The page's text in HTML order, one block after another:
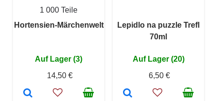
1 000 Teile
Hortensien-Märchenwelt
Auf Lager (3)
14,50 €
Lepidlo na puzzle Trefl
70ml
Auf Lager (20)
6,50 €